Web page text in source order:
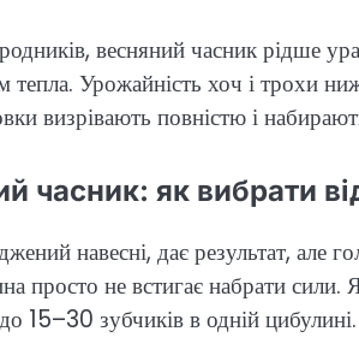
весняний часник рідше
тепла. Урожайність хоч і трохи
визрівають повністю і
часник: як вибрати
навесні, дає результат,
просто не встигає набрати сили.
15–30 зубчиків в одній